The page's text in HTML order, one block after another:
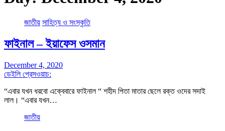
জাতীয় সাহিত্য ও সংস্কৃতি
ফাইনাল – ইয়াফেস ওসমান
December 4, 2020
ডেইলি প্রেসওয়াচ:
“এবার যখন ধরবো এক্বেবারে ফাইনাল “ শহীদ পিতা মাতার ছেলে রক্ত ওদের সদাই
লাল। “এবার যখন…
জাতীয়